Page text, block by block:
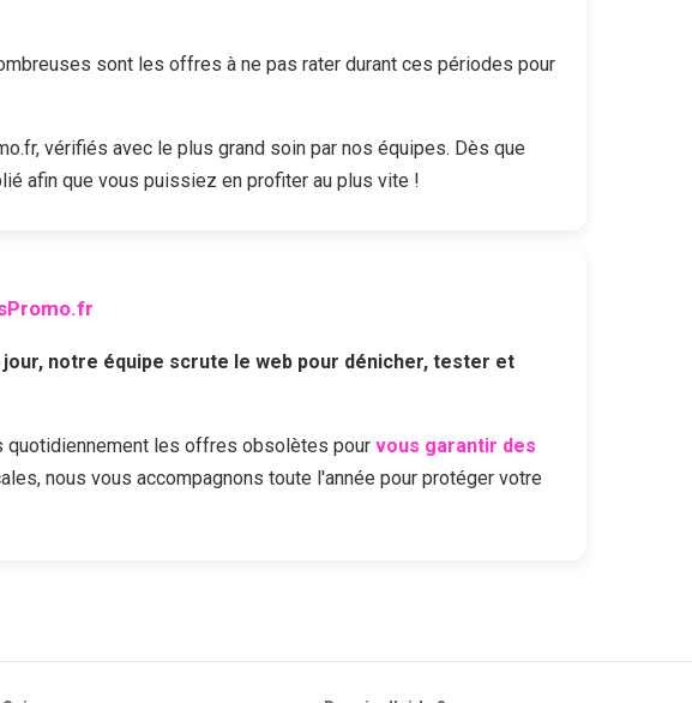
sont les offres à ne pas rater durant ces périodes pour
vérifiés avec le plus grand soin par nos équipes. Dès que
afin que vous puissiez en profiter au plus vite !
jour, notre équipe scrute le web pour dénicher, tester et
les offres obsolètes pour vous garantir des
nous vous accompagnons toute l'année pour protéger votre